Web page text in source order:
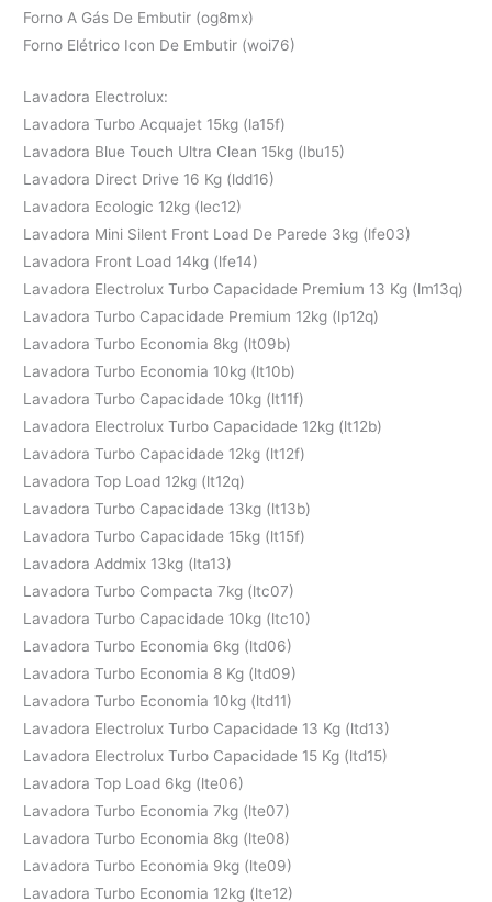
Forno A Gás De Embutir (og8mx)
Forno Elétrico Icon De Embutir (woi76)
Lavadora Electrolux:
Lavadora Turbo Acquajet 15kg (la15f)
Lavadora Blue Touch Ultra Clean 15kg (lbu15)
Lavadora Direct Drive 16 Kg (ldd16)
Lavadora Ecologic 12kg (lec12)
Lavadora Mini Silent Front Load De Parede 3kg (lfe03)
Lavadora Front Load 14kg (lfe14)
Lavadora Electrolux Turbo Capacidade Premium 13 Kg (lm13q)
Lavadora Turbo Capacidade Premium 12kg (lp12q)
Lavadora Turbo Economia 8kg (lt09b)
Lavadora Turbo Economia 10kg (lt10b)
Lavadora Turbo Capacidade 10kg (lt11f)
Lavadora Electrolux Turbo Capacidade 12kg (lt12b)
Lavadora Turbo Capacidade 12kg (lt12f)
Lavadora Top Load 12kg (lt12q)
Lavadora Turbo Capacidade 13kg (lt13b)
Lavadora Turbo Capacidade 15kg (lt15f)
Lavadora Addmix 13kg (lta13)
Lavadora Turbo Compacta 7kg (ltc07)
Lavadora Turbo Capacidade 10kg (ltc10)
Lavadora Turbo Economia 6kg (ltd06)
Lavadora Turbo Economia 8 Kg (ltd09)
Lavadora Turbo Economia 10kg (ltd11)
Lavadora Electrolux Turbo Capacidade 13 Kg (ltd13)
Lavadora Electrolux Turbo Capacidade 15 Kg (ltd15)
Lavadora Top Load 6kg (lte06)
Lavadora Turbo Economia 7kg (lte07)
Lavadora Turbo Economia 8kg (lte08)
Lavadora Turbo Economia 9kg (lte09)
Lavadora Turbo Economia 12kg (lte12)